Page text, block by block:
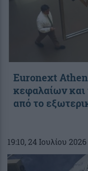
Euronext
κεφαλαίων
από το
19:10, 24 Ιουλίου 2026